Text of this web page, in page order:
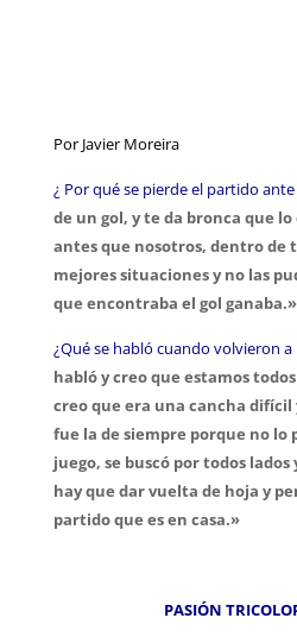
Por Javier Moreira
¿ Por qué se pierde el partido ante
de un gol, y te da bronca que
antes que nosotros, dentro de
mejores situaciones y no las
que encontraba el gol ganaba.»
¿Qué se habló cuando volvieron
habló y creo que estamos
creo que era una cancha
fue la de siempre porque no lo
juego, se buscó por todos lados
hay que dar vuelta de hoja y
partido que es en casa.»
PASIÓN